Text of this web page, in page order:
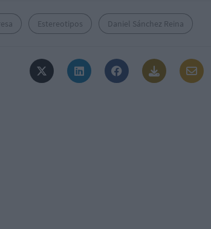
Estereotipos Daniel Sánchez Reina